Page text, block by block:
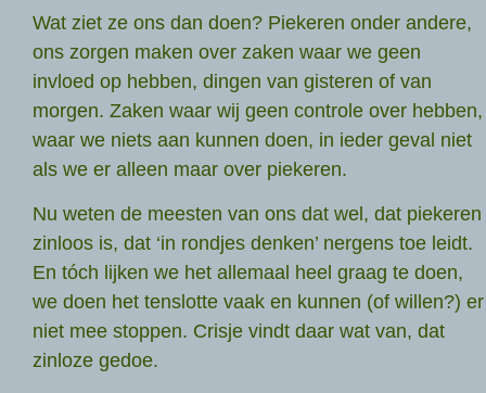
Wat ziet ze ons dan doen? Piekeren onder andere,
ons zorgen maken over zaken waar we geen
invloed op hebben, dingen van gisteren of van
morgen. Zaken waar wij geen controle over hebben,
waar we niets aan kunnen doen, in ieder geval niet
als we er alleen maar over piekeren.
Nu weten de meesten van ons dat wel, dat piekeren
zinloos is, dat ‘in rondjes denken’ nergens toe leidt.
En tóch lijken we het allemaal heel graag te doen,
we doen het tenslotte vaak en kunnen (of willen?) er
niet mee stoppen. Crisje vindt daar wat van, dat
zinloze gedoe.